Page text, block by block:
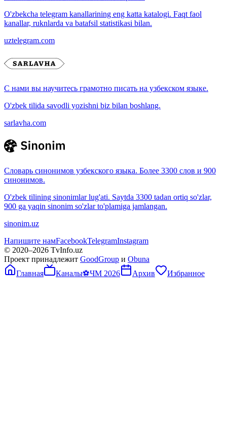
O'zbekcha telegram kanallarining eng katta katalogi. Faqt faol
kanallar, ruknlarda va batafsil statistikasi bilan.
uztelegram.com
С нами вы научитесь грамотно писать на узбекском языке.
O'zbek tilida savodli yozishni biz bilan boshlang.
sarlavha.com
Словарь синонимов узбекского языка. Более 3300 слов и 900
синонимов.
O'zbek tilining sinonimlar lug'ati. Saytda 3300 tadan ortiq so'zlar,
900 ga yaqin sinonim so'zlar to'plamiga jamlangan.
sinonim.uz
Напишите намFacebookTelegramInstagram
© 2020–2026 TvInfo.uz
Проект принадлежит GoodGroup и Obuna
Главная
Каналы⚽ЧМ 2026 Архив Избранное